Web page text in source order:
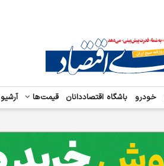
خودرو باشگاه اقتصاددانان قیمت‌ها آرشیو